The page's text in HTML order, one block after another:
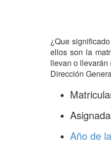
¿Que
ellos son la
llevan o llevarán
Dirección
Año de